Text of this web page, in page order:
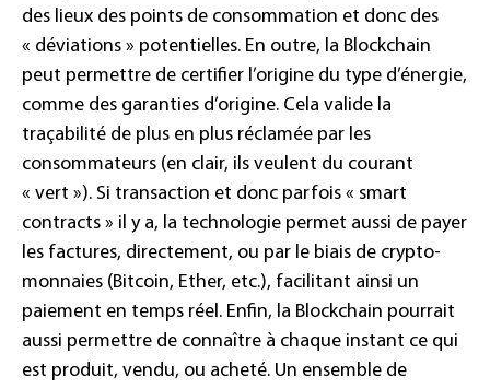
des lieux des points de consommation et donc des
« déviations » potentielles. En outre, la Blockchain
peut permettre de certifier l’origine du type d’énergie,
comme des garanties d’origine. Cela valide la
traçabilité de plus en plus réclamée par les
consommateurs (en clair, ils veulent du courant
« vert »). Si transaction et donc parfois « smart
contracts » il y a, la technologie permet aussi de payer
les factures, directement, ou par le biais de crypto-
monnaies (Bitcoin, Ether, etc.), facilitant ainsi un
paiement en temps réel. Enfin, la Blockchain pourrait
aussi permettre de connaître à chaque instant ce qui
est produit, vendu, ou acheté. Un ensemble de